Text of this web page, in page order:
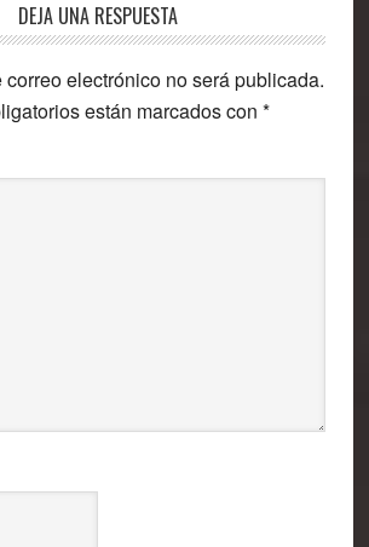
DEJA UNA RESPUESTA
electrónico no será publicada.
están marcados con *